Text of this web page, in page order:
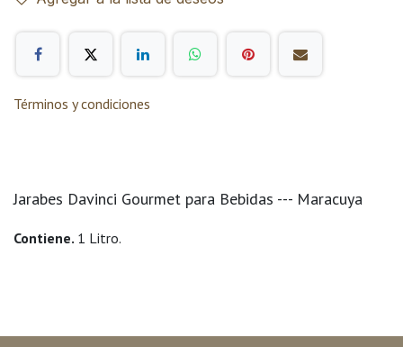
Términos y condiciones
Jarabes Davinci Gourmet para Bebidas --- Maracuya
Contiene. 1 Litro.